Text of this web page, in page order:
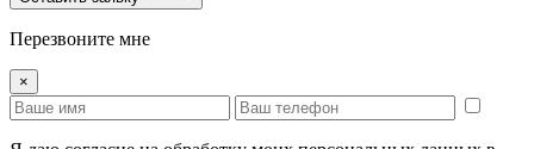
Перезвоните мне
×